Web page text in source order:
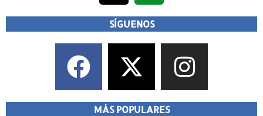
SÍGUENOS
MÁS POPULARES